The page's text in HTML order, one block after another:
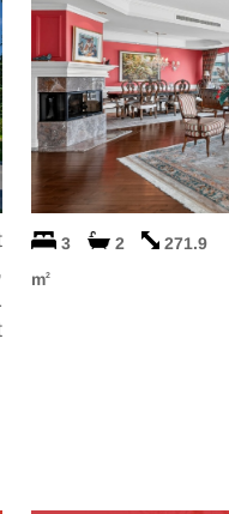
3 2
271.9
m2